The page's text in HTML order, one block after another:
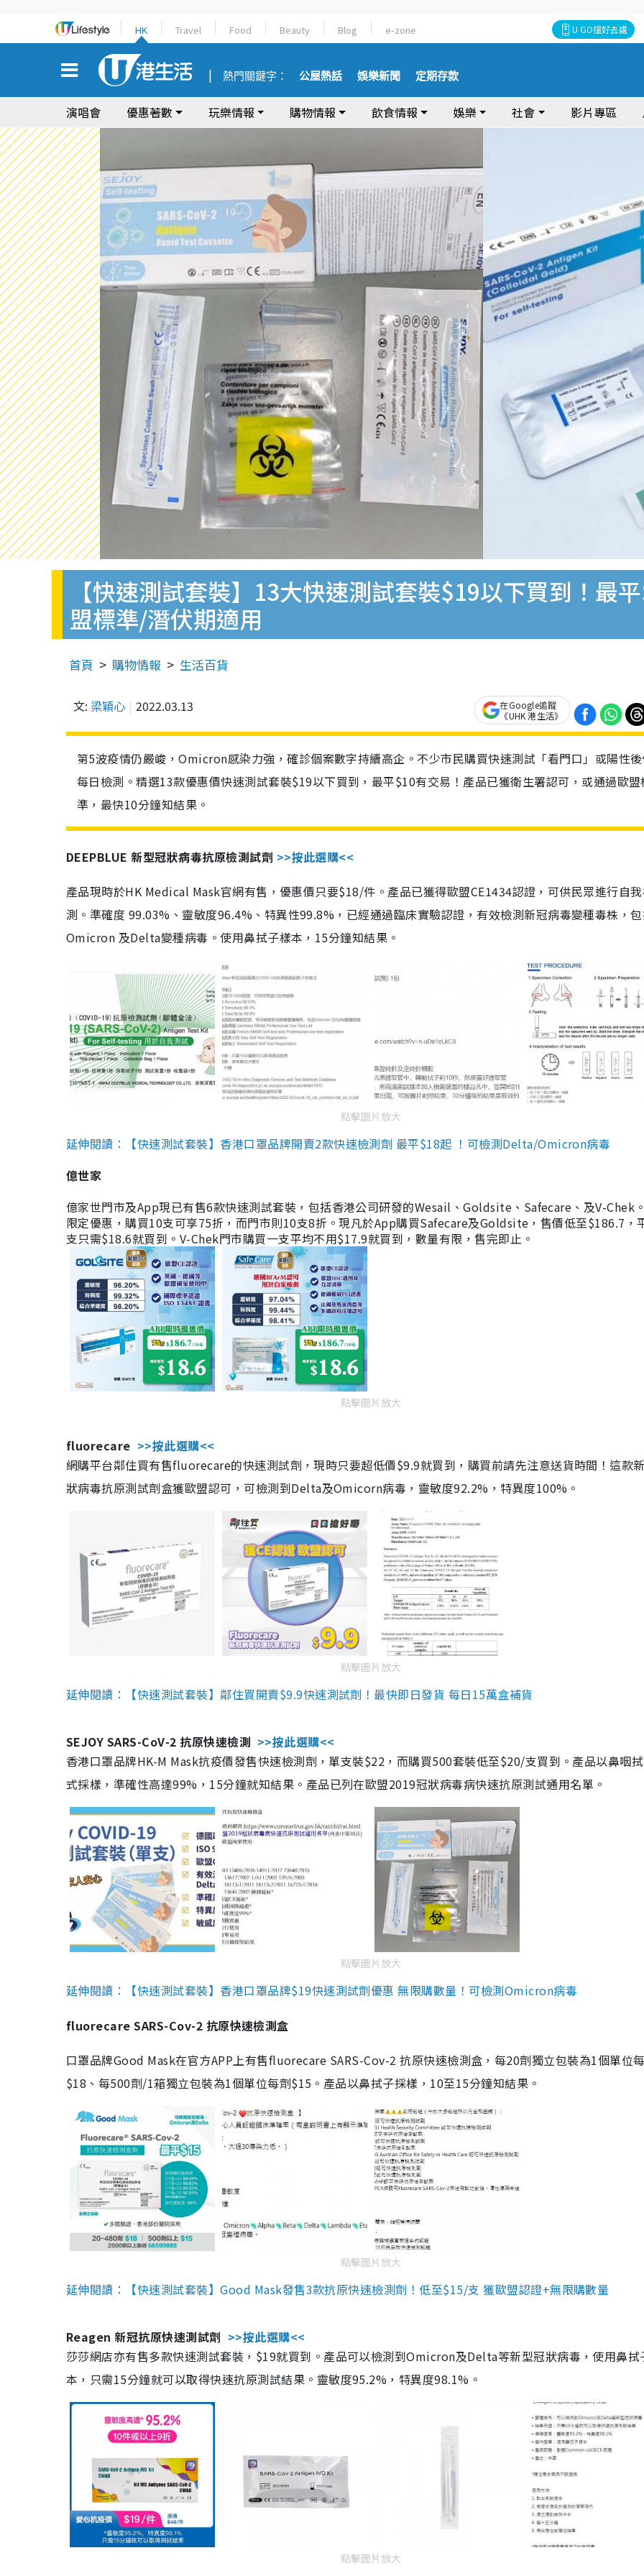
HK Travel Food Beauty Blog e-zone U GO搵好去處
熱門關鍵字： 公屋熱話 娛樂新聞 定期存款
演唱會 優惠著數 玩樂情報 購物情報 飲食情報 娛樂 社會 影片專區
【快速測試套裝】13大快速測試套裝$19以下買到！最
盟標準/潛伏期適用
首頁 購物情報 生活百貨
文: 梁穎心 2022.03.13
在Google追蹤
《UHK 港生活》
第5波疫情仍嚴峻，Omicron感染力強，確診個案數字持續高企。不少市民購買快速測試「看門口」或陽性
每日檢測。精選13款優惠價快速測試套裝$19以下買到，最平$10有交易！產品已獲衛生署認可，或通過歐盟
準，最快10分鐘知結果。
DEEPBLUE 新型冠狀病毒抗原檢測試劑 >>按此選購<<
產品現時於HK Medical Mask官網有售，優惠價只要$18/件。產品已獲得歐盟CE1434認證，可供民眾進行自
測。準確度 99.03%、靈敏度96.4%、特異性99.8%，已經通過臨床實驗認證，有效檢測新冠病毒變種毒株，
Omicron 及Delta變種病毒。使用鼻拭子樣本，15分鐘知結果。
點擊圖片放大
延伸閱讀：【快速測試套裝】香港口罩品牌開賣2款快速檢測劑 最平$18起 ！可檢測Delta/Omicron病毒
億世家
億家世門市及App現已有售6款快速測試套裝，包括香港公司研發的Wesail、Goldsite、Safecare、及V-Chek
限定優惠，購買10支可享75折，而門市則10支8折。現凡於App購買Safecare及Goldsite，售價低至$186.7，
支只需$18.6就買到。V-Chek門市購買一支平均不用$17.9就買到，數量有限，售完即止。
點擊圖片放大
fluorecare >>按此選購<<
網購平台鄰住買有售fluorecare的快速測試劑，現時只要超低價$9.9就買到，購買前請先注意送貨時間！這款
狀病毒抗原測試劑盒獲歐盟認可，可檢測到Delta及Omicorn病毒，靈敏度92.2%，特異度100%。
點擊圖片放大
延伸閱讀：【快速測試套裝】鄰住買開賣$9.9快速測試劑！最快即日發貨 每日15萬盒補貨
SEJOY SARS-CoV-2 抗原快速檢測 >>按此選購<<
香港口罩品牌HK-M Mask抗疫價發售快速檢測劑，單支裝$22，而購買500套裝低至$20/支買到。產品以鼻咽
式採樣，準確性高達99%，15分鐘就知結果。產品已列在歐盟2019冠狀病毒病快速抗原測試通用名單。
點擊圖片放大
延伸閱讀：【快速測試套裝】香港口罩品牌$19快速測試劑優惠 無限購數量！可檢測Omicron病毒
fluorecare SARS-Cov-2 抗原快速檢測盒
口罩品牌Good Mask在官方APP上有售fluorecare SARS-Cov-2 抗原快速檢測盒，每20劑獨立包裝為1個單位
$18、每500劑/1箱獨立包裝為1個單位每劑$15。產品以鼻拭子採樣，10至15分鐘知結果。
點擊圖片放大
延伸閱讀：【快速測試套裝】Good Mask發售3款抗原快速檢測劑！低至$15/支 獲歐盟認證+無限購數量
Reagen 新冠抗原快速測試劑 >>按此選購<<
莎莎網店亦有售多款快速測試套裝，$19就買到。產品可以檢測到Omicron及Delta等新型冠狀病毒，使用鼻拭
本，只需15分鐘就可以取得快速抗原測試結果。靈敏度95.2%，特異度98.1%。
點擊圖片放大